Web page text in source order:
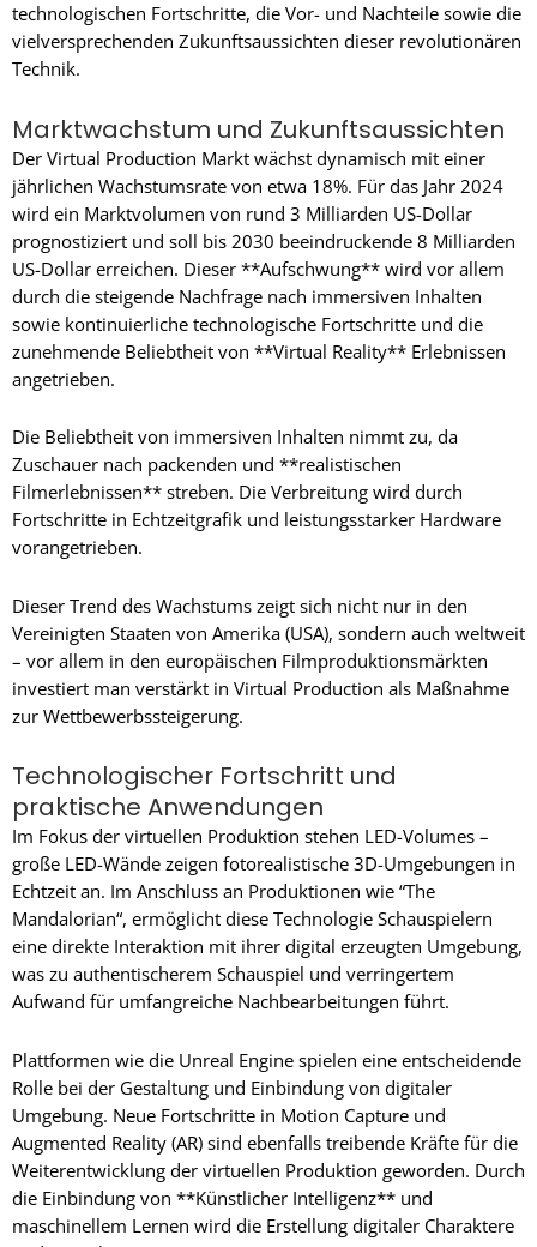
technologischen Fortschritte, die Vor- und Nachteile sowie die
vielversprechenden Zukunftsaussichten dieser revolutionären
Technik.
Marktwachstum und Zukunftsaussichten
Der Virtual Production Markt wächst dynamisch mit einer
jährlichen Wachstumsrate von etwa 18%. Für das Jahr 2024
wird ein Marktvolumen von rund 3 Milliarden US-Dollar
prognostiziert und soll bis 2030 beeindruckende 8 Milliarden
US-Dollar erreichen. Dieser **Aufschwung** wird vor allem
durch die steigende Nachfrage nach immersiven Inhalten
sowie kontinuierliche technologische Fortschritte und die
zunehmende Beliebtheit von **Virtual Reality** Erlebnissen
angetrieben.
Die Beliebtheit von immersiven Inhalten nimmt zu, da
Zuschauer nach packenden und **realistischen
Filmerlebnissen** streben. Die Verbreitung wird durch
Fortschritte in Echtzeitgrafik und leistungsstarker Hardware
vorangetrieben.
Dieser Trend des Wachstums zeigt sich nicht nur in den
Vereinigten Staaten von Amerika (USA), sondern auch weltweit
– vor allem in den europäischen Filmproduktionsmärkten
investiert man verstärkt in Virtual Production als Maßnahme
zur Wettbewerbssteigerung.
Technologischer Fortschritt und
praktische Anwendungen
Im Fokus der virtuellen Produktion stehen LED-Volumes –
große LED-Wände zeigen fotorealistische 3D-Umgebungen in
Echtzeit an. Im Anschluss an Produktionen wie “The
Mandalorian“, ermöglicht diese Technologie Schauspielern
eine direkte Interaktion mit ihrer digital erzeugten Umgebung,
was zu authentischerem Schauspiel und verringertem
Aufwand für umfangreiche Nachbearbeitungen führt.
Plattformen wie die Unreal Engine spielen eine entscheidende
Rolle bei der Gestaltung und Einbindung von digitaler
Umgebung. Neue Fortschritte in Motion Capture und
Augmented Reality (AR) sind ebenfalls treibende Kräfte für die
Weiterentwicklung der virtuellen Produktion geworden. Durch
die Einbindung von **Künstlicher Intelligenz** und
maschinellem Lernen wird die Erstellung digitaler Charaktere